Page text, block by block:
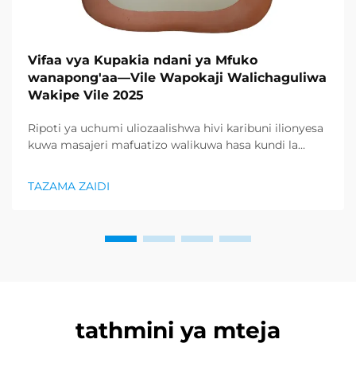
Vifaa vya Kupakia ndani ya Mfuko
wanapong'aa—Vile Wapokaji Walichaguliwa
Wakipe Vile 2025
Ripoti ya uchumi uliozaalishwa hivi karibuni ilionyesa
kuwa masajeri mafuatizo walikuwa hasa kundi la
kurejesha. Wakuzaji wamekuwa wamefahamu ...
TAZAMA ZAIDI
tathmini ya mteja